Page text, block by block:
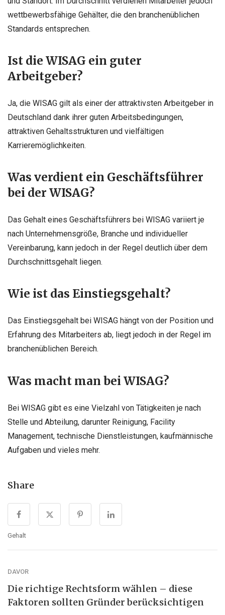
wettbewerbsfähige Gehälter, die den branchenüblichen
Standards entsprechen.
Ist die WISAG ein guter
Arbeitgeber?
Ja, die WISAG gilt als einer der attraktivsten Arbeitgeber in
Deutschland dank ihrer guten Arbeitsbedingungen,
attraktiven Gehaltsstrukturen und vielfältigen
Karrieremöglichkeiten.
Was verdient ein Geschäftsführer
bei der WISAG?
Das Gehalt eines Geschäftsführers bei WISAG variiert je
nach Unternehmensgröße, Branche und individueller
Vereinbarung, kann jedoch in der Regel deutlich über dem
Durchschnittsgehalt liegen.
Wie ist das Einstiegsgehalt?
Das Einstiegsgehalt bei WISAG hängt von der Position und
Erfahrung des Mitarbeiters ab, liegt jedoch in der Regel im
branchenüblichen Bereich.
Was macht man bei WISAG?
Bei WISAG gibt es eine Vielzahl von Tätigkeiten je nach
Stelle und Abteilung, darunter Reinigung, Facility
Management, technische Dienstleistungen, kaufmännische
Aufgaben und vieles mehr.
Share
Gehalt
DAVOR
Die richtige Rechtsform wählen – diese
Faktoren sollten Gründer berücksichtigen